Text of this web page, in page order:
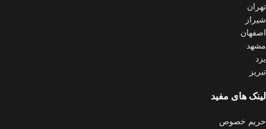
تهران
شیراز
اصفهان
مشهد
یزد
تبریز
لینک های مفید
حریم خصوص